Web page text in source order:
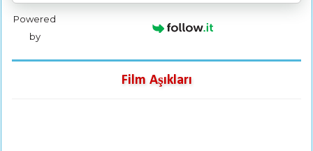
Powered
by
Film Aşıkları